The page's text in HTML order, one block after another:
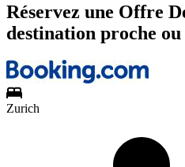
Réservez une Offre
destination proche
Zurich